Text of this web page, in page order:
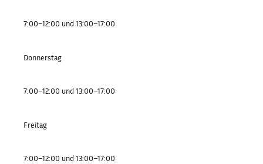
7:00–12:00 und 13:00–17:00
Donnerstag
7:00–12:00 und 13:00–17:00
Freitag
7:00–12:00 und 13:00–17:00